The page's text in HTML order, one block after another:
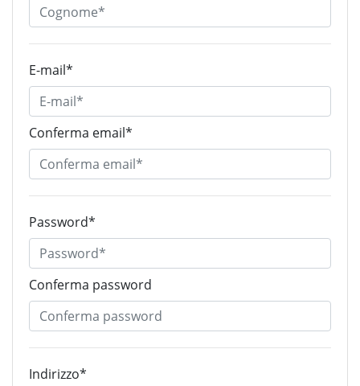
E-mail*
Conferma email*
Password*
Conferma password
Indirizzo*